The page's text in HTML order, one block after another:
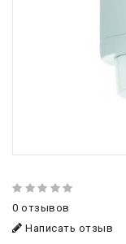
0 отзывов
Написать отзыв